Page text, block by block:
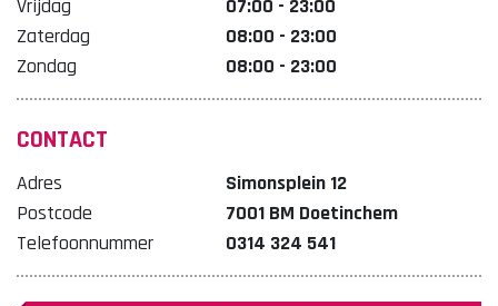
Vrijdag
07:00 - 23:00
Zaterdag
08:00 - 23:00
Zondag
08:00 - 23:00
CONTACT
Adres
Simonsplein 12
Postcode
7001 BM Doetinchem
Telefoonnummer
0314 324 541